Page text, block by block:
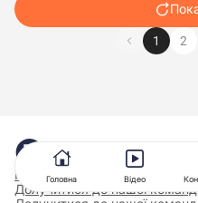
1 2
Про нас
Долучитися до нашої
Головна Відео